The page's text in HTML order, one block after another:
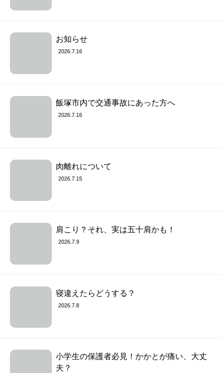
お知らせ
2026.7.16
飯塚市内で交通事故にあった方へ
2026.7.16
肉離れについて
2026.7.15
肩こり？それ、実は五十肩かも！
2026.7.9
寝違えたらどうする？
2026.7.8
小学生の保護者必見！かかとが痛い、大丈
夫？